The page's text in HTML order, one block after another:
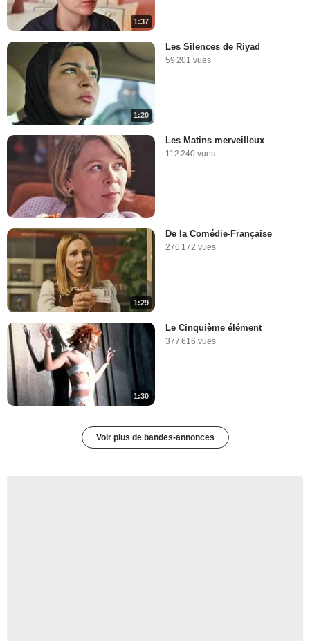
1:37
1:20
Les Silences de Riyad
59 201 vues
Les Matins merveilleux
112 240 vues
1:29
De la Comédie-Française
276 172 vues
1:30
Le Cinquième élément
377 616 vues
Voir plus de bandes-annonces